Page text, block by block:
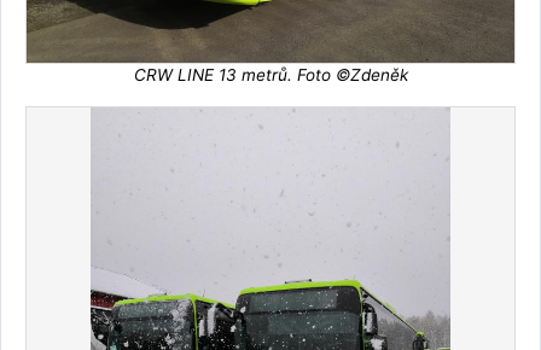
CRW LINE 13 metrů. Foto ©Zdeněk